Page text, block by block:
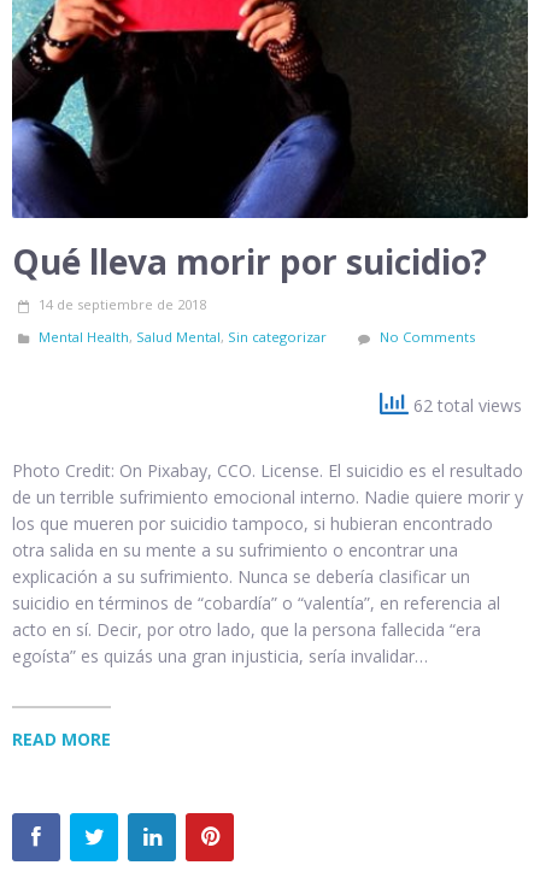
Qué lleva morir por suicidio?
14 de septiembre de 2018
Mental Health, Salud Mental, Sin categorizar No Comments
62 total views
Photo Credit: On Pixabay, CCO. License. El suicidio es el resultado
de un terrible sufrimiento emocional interno. Nadie quiere morir y
los que mueren por suicidio tampoco, si hubieran encontrado
otra salida en su mente a su sufrimiento o encontrar una
explicación a su sufrimiento. Nunca se debería clasificar un
suicidio en términos de “cobardía” o “valentía”, en referencia al
acto en sí. Decir, por otro lado, que la persona fallecida “era
egoísta” es quizás una gran injusticia, sería invalidar…
READ MORE